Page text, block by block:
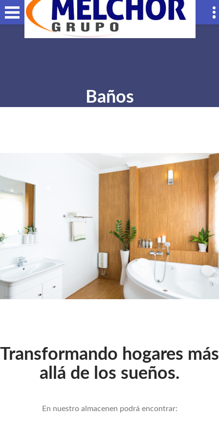
Baños
Transformando hogares más
allá de los sueños.
En nuestro almacenen podrá encontrar: